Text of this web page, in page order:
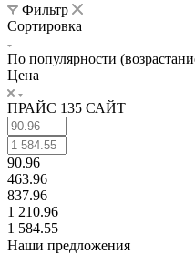
Фильтр
Сортировка
По популярности
Цена
ПРАЙС 135 САЙТ
90.96
463.96
837.96
1 210.96
1 584.55
Наши предложения